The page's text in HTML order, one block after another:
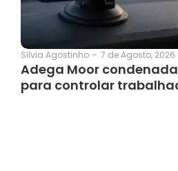
Silvia Agostinho - 7 de Agosto, 2026
Adega Moor
para controlar